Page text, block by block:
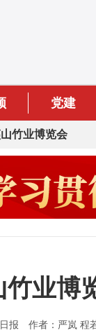
党建
竹业博览会
业博
报 作者：严岚 程